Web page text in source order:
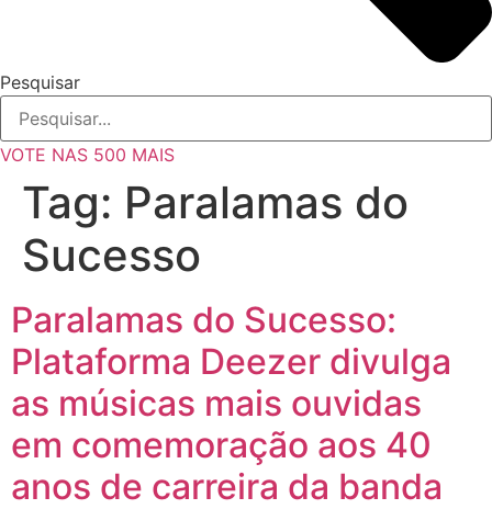
Pesquisar
VOTE NAS 500 MAIS
Tag: Paralamas do
Sucesso
Paralamas do Sucesso:
Plataforma Deezer divulga
as músicas mais ouvidas
em comemoração aos 40
anos de carreira da banda